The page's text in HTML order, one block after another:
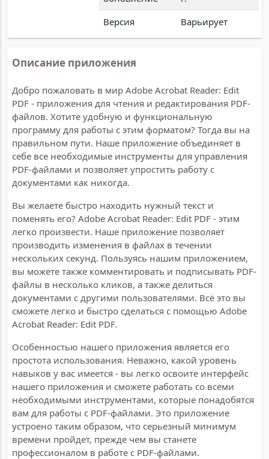
Версия
Варьирует
Описание приложения
Добро пожаловать в мир Adobe Acrobat Reader: Edit
PDF - приложения для чтения и редактирования PDF-
файлов. Хотите удобную и функциональную
программу для работы с этим форматом? Тогда вы на
правильном пути. Наше приложение объединяет в
себе все необходимые инструменты для управления
PDF-файлами и позволяет упростить работу с
документами как никогда.
Вы желаете быстро находить нужный текст и
поменять его? Adobe Acrobat Reader: Edit PDF - этим
легко произвести. Наше приложение позволяет
производить изменения в файлах в течении
нескольких секунд. Пользуясь нашим приложением,
вы можете также комментировать и подписывать PDF-
файлы в несколько кликов, а также делиться
документами с другими пользователями. Всё это вы
сможете легко и быстро сделаться с помощью Adobe
Acrobat Reader: Edit PDF.
Особенностью нашего приложения является его
простота использования. Неважно, какой уровень
навыков у вас имеется - вы легко освоите интерфейс
нашего приложения и сможете работать со всеми
необходимыми инструментами, которые понадобятся
вам для работы с PDF-файлами. Это приложение
устроено таким образом, что серьезный минимум
времени пройдет, прежде чем вы станете
профессионалом в работе с PDF-файлами.